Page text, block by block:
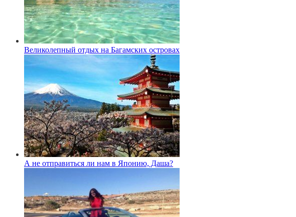
Великолепный отдых на Багамских островах
А не отправиться ли нам в Японию, Даша?